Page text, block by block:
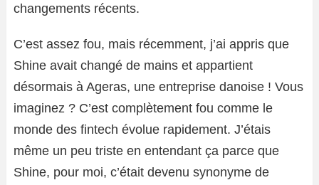
changements récents.
C’est assez fou, mais récemment, j’ai appris que
Shine avait changé de mains et appartient
désormais à Ageras, une entreprise danoise ! Vous
imaginez ? C’est complètement fou comme le
monde des fintech évolue rapidement. J’étais
même un peu triste en entendant ça parce que
Shine, pour moi, c’était devenu synonyme de